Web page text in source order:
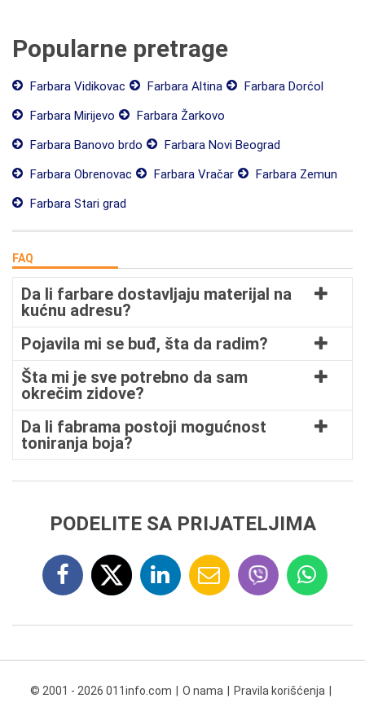
Popularne pretrage
Farbara Vidikovac Farbara Altina
Farbara Dorćol
Farbara Mirijevo
Farbara Žarkovo
Farbara Banovo brdo
Farbara Novi Beograd
Farbara Obrenovac
Farbara Vračar
Farbara Zemun
Farbara Stari grad
FAQ
Da li farbare dostavljaju materijal na
kućnu adresu?
Pojavila mi se buđ, šta da radim?
Šta mi je sve potrebno da sam
okrečim zidove?
Da li fabrama postoji mogućnost
toniranja boja?
PODELITE SA PRIJATELJIMA
© 2001 - 2026 011info.com O nama Pravila korišćenja